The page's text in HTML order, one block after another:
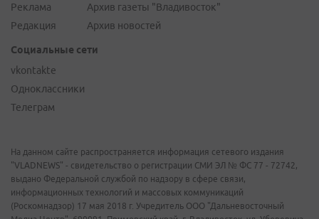
Реклама
Редакция
Архив газеты "Владивосток"
Архив новостей
Социальные сети
vkontakte
Одноклассники
Телеграм
На данном сайте распространяется информация сетевого издания
"VLADNEWS" - свидетельство о регистрации СМИ ЭЛ № ФС 77 - 72742,
выдано Федеральной службой по надзору в сфере связи,
информационных технологий и массовых коммуникаций
(Роскомнадзор) 17 мая 2018 г. Учредитель ООО "Дальневосточный